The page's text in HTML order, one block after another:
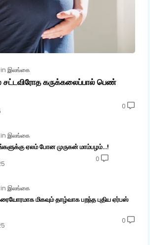
இலங்கை
சட்டவிரோத கருக்கலைப்பால் பெண்
0
இலங்கை
ஏலம் போன முருகன் மாம்பழம்...!
0
இலங்கை
மிகவும் தாழ்வாக பறந்த புதிய ஏர்பஸ்
0